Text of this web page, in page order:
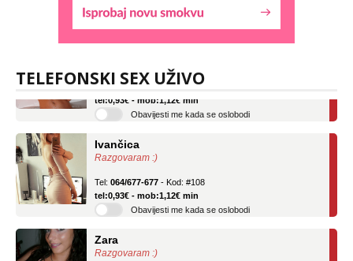
TELEFONSKI SEX UŽIVO
Daria
Tel: 064/677-677- Kod: #75
Ivančica
Razgovaram :)
Zara
Razgovaram :)